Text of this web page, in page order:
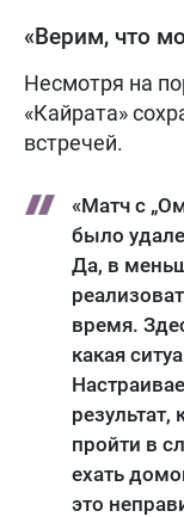
«Верим, что
Несмотря на
«Кайрата»
встречей.
«Матч с
было
Да, в
время.
какая
пройти в
ехать
это